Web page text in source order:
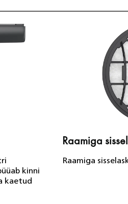
kinni
kaetud
Raamiga
Raamiga